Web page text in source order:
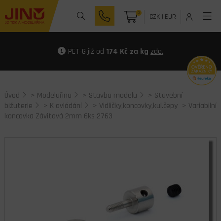
0 CZK| EUR
PET-G již od 174 Kč za kg zde.
Úvod > Modelařina > Stavba modelu > Stavební
bižuterie
> K ovládání > Vidličky,koncovky,kul.čepy > Variabilní
koncovka Závitová 2mm 6ks 2763